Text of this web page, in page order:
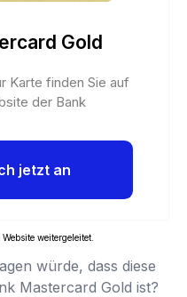
Gold
Karte finden Sie auf
der Bank
jetzt an
weitergeleitet.
würde, dass diese
Mastercard Gold ist?